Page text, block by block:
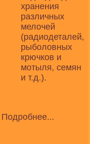
хранения
различных
мелочей
(радиодеталей,
рыболовных
крючков и
мотыля, семян
и т.д.).
Подробнее...